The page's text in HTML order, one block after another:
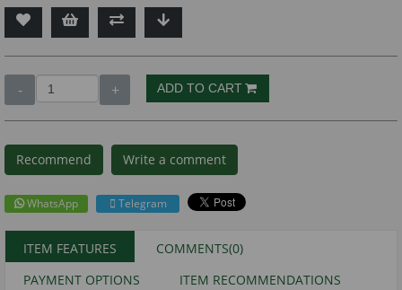
Recommend Write a comment
WhatsApp Telegram
ITEM FEATURES COMMENTS(0)
PAYMENT OPTIONS
ITEM RECOMMENDATIONS